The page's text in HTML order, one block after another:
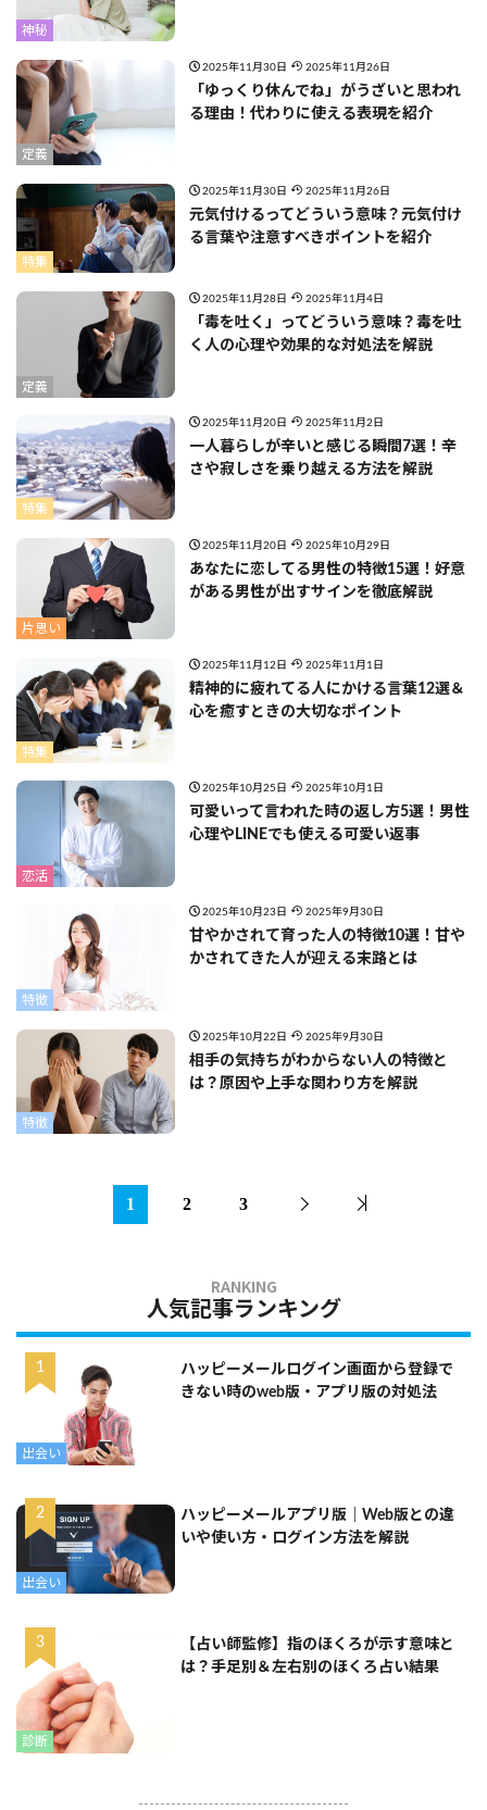
神秘
定義
2025年11月30日 2025年11月26日
「ゆっくり休んでね」がうざいと思われ
る理由！代わりに使える表現を紹介
特集
2025年11月30日 2025年11月26日
元気付けるってどういう意味？元気付け
る言葉や注意すべきポイントを紹介
定義
2025年11月28日 2025年11月4日
「毒を吐く」ってどういう意味？毒を吐
く人の心理や効果的な対処法を解説
特集
2025年11月20日 2025年11月2日
一人暮らしが辛いと感じる瞬間7選！辛
さや寂しさを乗り越える方法を解説
片思い
2025年11月20日 2025年10月29日
あなたに恋してる男性の特徴15選！好意
がある男性が出すサインを徹底解説
特集
2025年11月12日 2025年11月1日
精神的に疲れてる人にかける言葉12選＆
心を癒すときの大切なポイント
恋活
2025年10月25日 2025年10月1日
可愛いって言われた時の返し方5選！男性
心理やLINEでも使える可愛い返事
特徴
2025年10月23日 2025年9月30日
甘やかされて育った人の特徴10選！甘や
かされてきた人が迎える末路とは
特徴
2025年10月22日 2025年9月30日
相手の気持ちがわからない人の特徴と
は？原因や上手な関わり方を解説
1 2 3
人気記事ランキング
出会い
ハッピーメールログイン画面から登録で
きない時のweb版・アプリ版の対処法
出会い
ハッピーメールアプリ版｜Web版との違
いや使い方・ログイン方法を解説
診断
【占い師監修】指のほくろが示す意味と
は？手足別＆左右別のほくろ占い結果